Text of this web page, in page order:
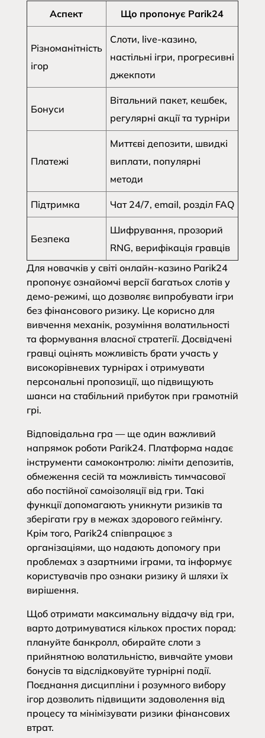
Аспект Що пропонує Parik24
Різноманітність
ігор
Слоти, live-казино,
настільні ігри, прогресивні
джекпоти
Бонуси
Вітальний пакет, кешбек,
регулярні акції та турніри
Платежі
Миттєві депозити, швидкі
виплати, популярні
методи
Підтримка Чат 24/7, email, розділ FAQ
Безпека
Шифрування, прозорий
RNG, верифікація гравців
Для новачків у світі онлайн-казино Parik24
пропонує ознайомчі версії багатьох слотів у
демо-режимі, що дозволяє випробувати ігри
без фінансового ризику. Це корисно для
вивчення механік, розуміння волатильності
та формування власної стратегії. Досвідчені
гравці оцінять можливість брати участь у
високорівневих турнірах і отримувати
персональні пропозиції, що підвищують
шанси на стабільний прибуток при грамотній
грі.
Відповідальна гра — ще один важливий
напрямок роботи Parik24. Платформа надає
інструменти самоконтролю: ліміти депозитів,
обмеження сесій та можливість тимчасової
або постійної самоізоляції від гри. Такі
функції допомагають уникнути ризиків та
зберігати гру в межах здорового геймінгу.
Крім того, Parik24 співпрацює з
організаціями, що надають допомогу при
проблемах з азартними іграми, та інформує
користувачів про ознаки ризику й шляхи їх
вирішення.
Щоб отримати максимальну віддачу від гри,
варто дотримуватися кількох простих порад:
плануйте банкролл, обирайте слоти з
прийнятною волатильністю, вивчайте умови
бонусів та відслідковуйте турнірні події.
Поєднання дисципліни і розумного вибору
ігор дозволить підвищити задоволення від
процесу та мінімізувати ризики фінансових
втрат.